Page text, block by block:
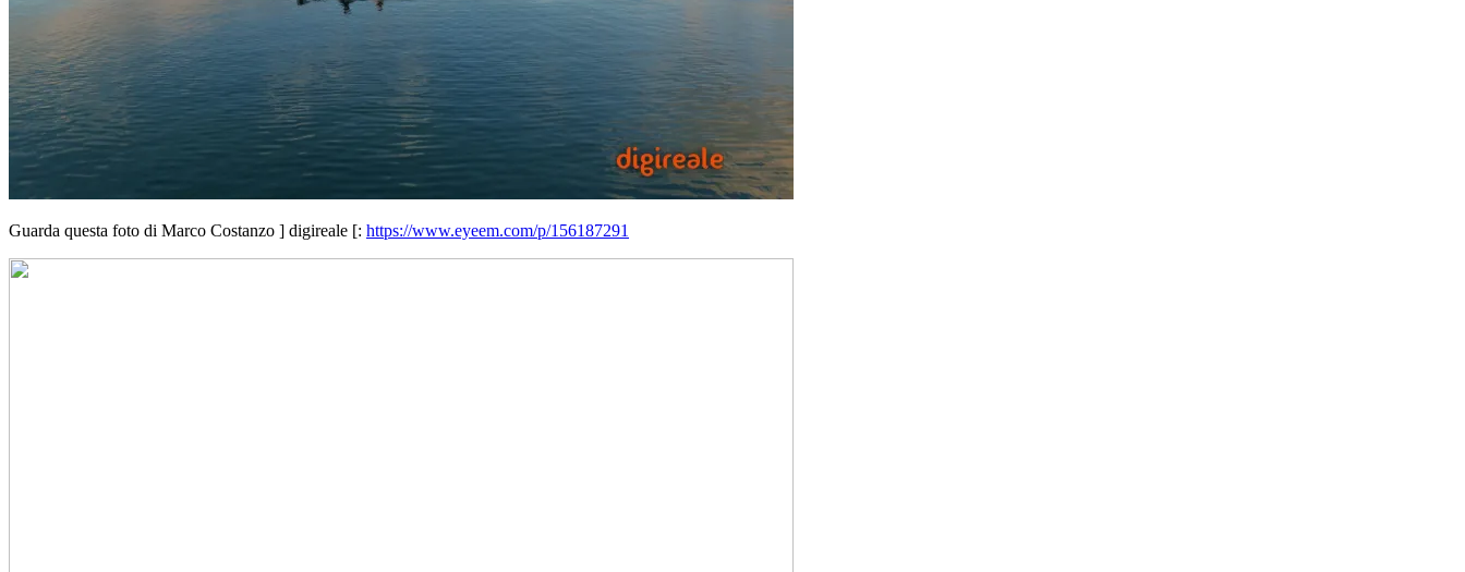
Guarda questa foto di Marco Costanzo ] digireale [: https://www.eyeem.com/p/156187291